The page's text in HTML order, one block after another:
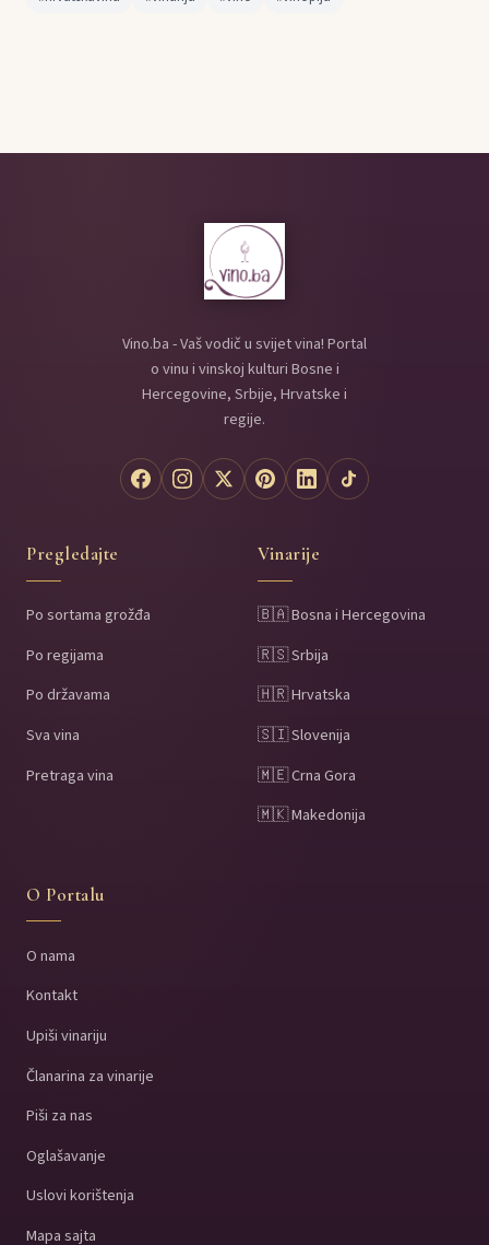
Vino.ba - Vaš vodič u svijet vina! Portal
o vinu i vinskoj kulturi Bosne i
Hercegovine, Srbije, Hrvatske i
regije.
Pregledajte
Po sortama grožđa
Po regijama
Po državama
Sva vina
Pretraga vina
Vinarije
🇧🇦 Bosna i Hercegovina
🇷🇸 Srbija
🇭🇷 Hrvatska
🇸🇮 Slovenija
🇲🇪 Crna Gora
🇲🇰 Makedonija
O Portalu
O nama
Kontakt
Upiši vinariju
Članarina za vinarije
Piši za nas
Oglašavanje
Uslovi korištenja
Mapa sajta